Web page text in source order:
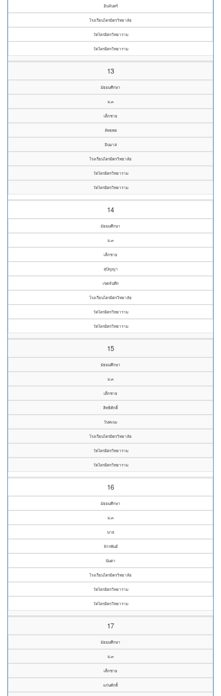
อินจันทร์
โรงเรียนไตรมิตรวิทยาลัย
วัดไตรมิตรวิทยาราม
วัดไตรมิตรวิทยาราม
13
มัธยมศึกษา
ม.๓
เด็กชาย
ลัทธพล
อินมาส
โรงเรียนไตรมิตรวิทยาลัย
วัดไตรมิตรวิทยาราม
วัดไตรมิตรวิทยาราม
14
มัธยมศึกษา
ม.๓
เด็กชาย
สุปัญญา
เขตจันทึก
โรงเรียนไตรมิตรวิทยาลัย
วัดไตรมิตรวิทยาราม
วัดไตรมิตรวิทยาราม
15
มัธยมศึกษา
ม.๓
เด็กชาย
สิทธิศักดิ์
วันทะนะ
โรงเรียนไตรมิตรวิทยาลัย
วัดไตรมิตรวิทยาราม
วัดไตรมิตรวิทยาราม
16
มัธยมศึกษา
ม.๓
นาย
จักรพันธ์
นันตา
โรงเรียนไตรมิตรวิทยาลัย
วัดไตรมิตรวิทยาราม
วัดไตรมิตรวิทยาราม
17
มัธยมศึกษา
ม.๓
เด็กชาย
แก่นศักดิ์